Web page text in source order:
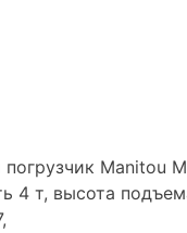
Manitou
4 т, высота